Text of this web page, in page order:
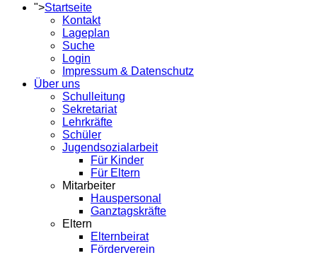
">Startseite
Kontakt
Lageplan
Suche
Login
Impressum & Datenschutz
Über uns
Schulleitung
Sekretariat
Lehrkräfte
Schüler
Jugendsozialarbeit
Für Kinder
Für Eltern
Mitarbeiter
Hauspersonal
Ganztagskräfte
Eltern
Elternbeirat
Förderverein